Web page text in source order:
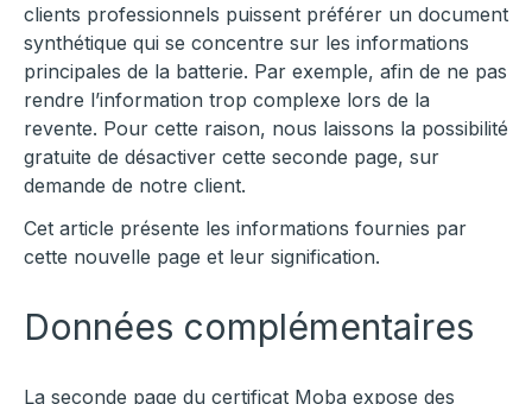
clients professionnels puissent préférer un document
synthétique qui se concentre sur les informations
principales de la batterie. Par exemple, afin de ne pas
rendre l’information trop complexe lors de la
revente. Pour cette raison, nous laissons la possibilité
gratuite de désactiver cette seconde page, sur
demande de notre client.
Cet article présente les informations fournies par
cette nouvelle page et leur signification.
Données complémentaires
La seconde page du certificat Moba expose des